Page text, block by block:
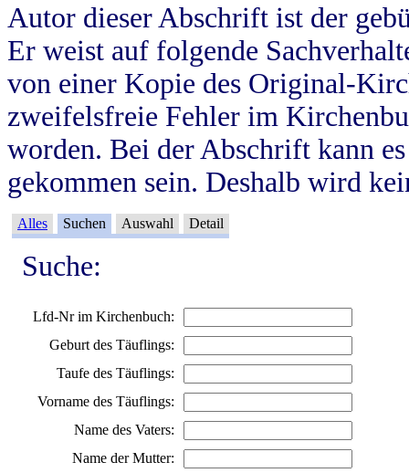
Autor dieser Abschrift ist der
Er weist auf folgende
von einer Kopie des Original-
zweifelsfreie Fehler im
worden. Bei der Abschrift kann
gekommen sein. Deshalb wird
Alles Suchen Auswahl Detail
Suche:
Lfd-Nr im Kirchenbuch:
Geburt des Täuflings:
Taufe des Täuflings:
Vorname des Täuflings:
Name des Vaters:
Name der Mutter: